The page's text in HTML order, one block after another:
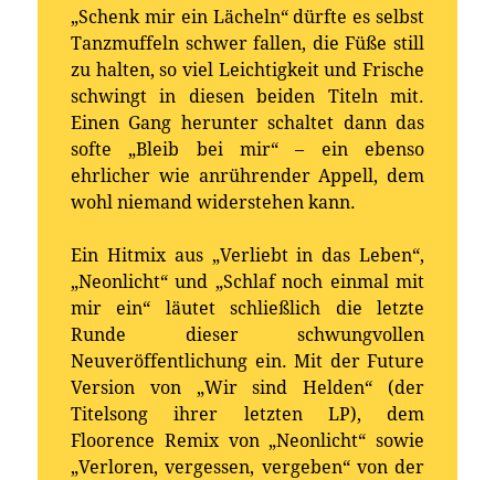
„Schenk mir ein Lächeln“ dürfte es selbst
Tanzmuffeln schwer fallen, die Füße still
zu halten, so viel Leichtigkeit und Frische
schwingt in diesen beiden Titeln mit.
Einen Gang herunter schaltet dann das
softe „Bleib bei mir“ – ein ebenso
ehrlicher wie anrührender Appell, dem
wohl niemand widerstehen kann.
Ein Hitmix aus „Verliebt in das Leben“,
„Neonlicht“ und „Schlaf noch einmal mit
mir ein“ läutet schließlich die letzte
Runde dieser schwungvollen
Neuveröffentlichung ein. Mit der Future
Version von „Wir sind Helden“ (der
Titelsong ihrer letzten LP), dem
Floorence Remix von „Neonlicht“ sowie
„Verloren, vergessen, vergeben“ von der